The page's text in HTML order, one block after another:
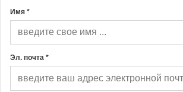
Имя *
Эл. почта *